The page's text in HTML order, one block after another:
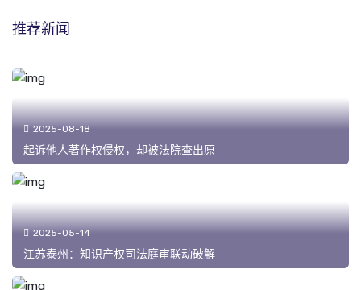
推荐新闻
2025-08-18
起诉他人著作权侵权，却被法院查出原
2025-05-14
江苏泰州：知识产权司法庭审联动破解